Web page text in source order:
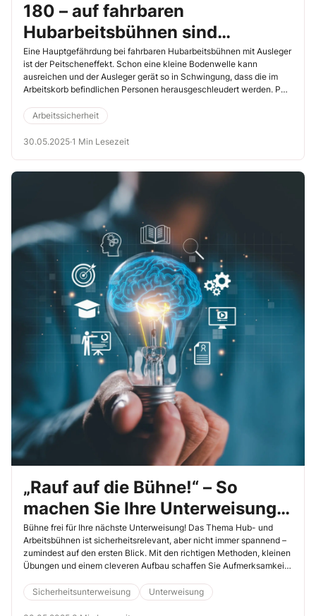
180 – auf fahrbaren
Hubarbeitsbühnen sind
Verbindungsmittel bis max. 180
cm erlaubt
Eine Hauptgefährdung bei fahrbaren Hubarbeitsbühnen mit Ausleger
ist der Peitscheneffekt. Schon eine kleine Bodenwelle kann
ausreichen und der Ausleger gerät so in Schwingung, dass die im
Arbeitskorb befindlichen Personen herausgeschleudert werden. PSA
Damit die Schutzausrüstung ihre Wirkung voll entfalten kann,
müssen Beschäftigte auf einen Aspekt besonders achten: die Länge
des Verbindungsmittels.
Arbeitssicherheit
30.05.2025·1 Min Lesezeit
„Rauf auf die Bühne!“ – So
machen Sie Ihre Unterweisung
zum Höhenflug
Bühne frei für Ihre nächste Unterweisung! Das Thema Hub- und
Arbeitsbühnen ist sicherheitsrelevant, aber nicht immer spannend –
zumindest auf den ersten Blick. Mit den richtigen Methoden, kleinen
Übungen und einem cleveren Aufbau schaffen Sie Aufmerksamkeit
nebenbei sparen Sie sich selbst Zeit und Aufwand.
Sicherheitsunterweisung Unterweisung